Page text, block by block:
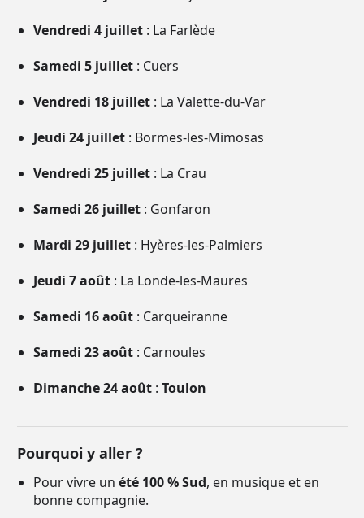
Vendredi 4 juillet : La Farlède
Samedi 5 juillet : Cuers
Vendredi 18 juillet : La Valette-du-Var
Jeudi 24 juillet : Bormes-les-Mimosas
Vendredi 25 juillet : La Crau
Samedi 26 juillet : Gonfaron
Mardi 29 juillet : Hyères-les-Palmiers
Jeudi 7 août : La Londe-les-Maures
Samedi 16 août : Carqueiranne
Samedi 23 août : Carnoules
Dimanche 24 août : Toulon
Pourquoi y aller ?
Pour vivre un été 100 % Sud, en musique et en
bonne compagnie.